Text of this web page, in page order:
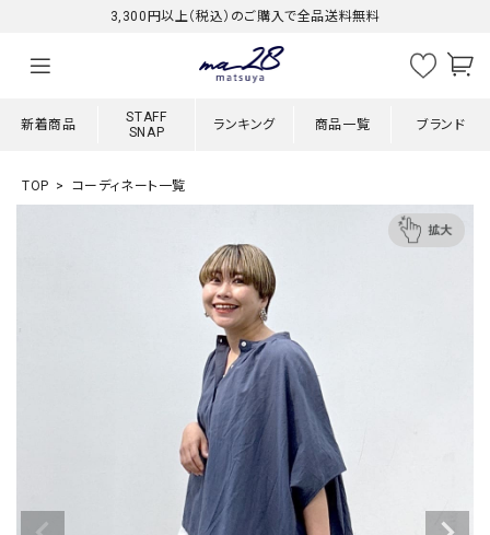
3,300円以上（税込）のご購入で全品送料無料
新着商品
STAFF
SNAP
ランキング 商品一覧 ブランド
TOP コーディネート一覧